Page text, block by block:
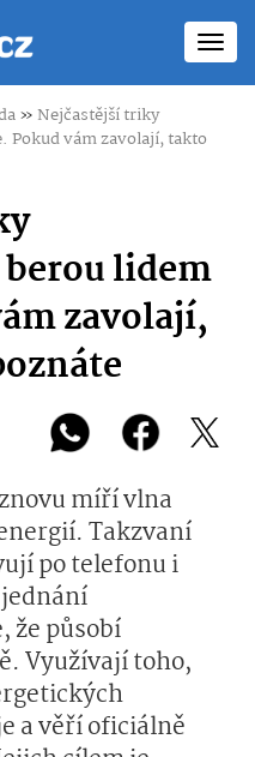
»Nejčastější triky
Pokud vám zavolají, takto
lidem
zavolají,
míří vlna
Takzvaní
po telefonu i
že působí
Využívají toho,
a věří oficiálně